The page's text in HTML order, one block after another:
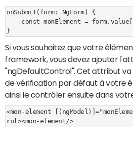
onSubmit(form: NgForm) {
Si vous souhaitez que votre
framework, vous devez ajouter
"ngDefaultControl". Cet attribut
de vérification par défaut à votre
ainsi le contrôler ensuite dans
<mon-element
rol><mon-element/>